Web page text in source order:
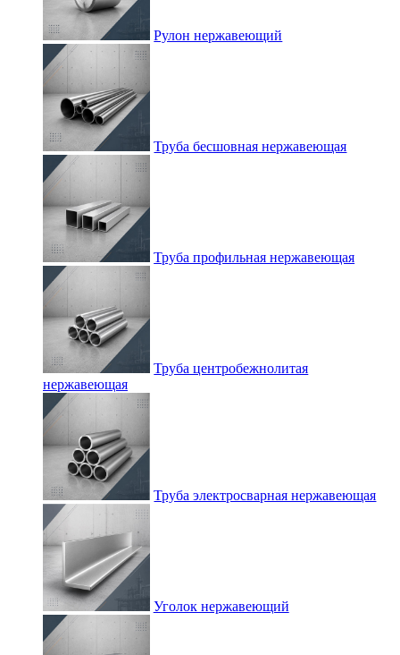
Рулон нержавеющий
Труба бесшовная нержавеющая
Труба профильная нержавеющая
Труба центробежнолитая
нержавеющая
Труба электросварная нержавеющая
Уголок нержавеющий